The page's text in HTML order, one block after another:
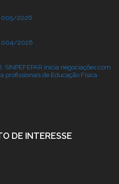
005/2026
004/2026
SINPEFEPAR inicia negociações com
profissionais de Educação Física
DE INTERESSE